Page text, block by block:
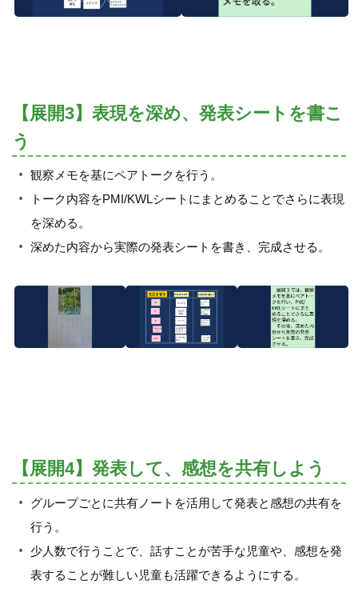
【展開3】表現を深め、発表シートを書こ
う
観察メモを基にペアトークを行う。
トーク内容をPMI/KWLシートにまとめることでさらに表現
を深める。
深めた内容から実際の発表シートを書き、完成させる。
【展開4】発表して、感想を共有しよう
グループごとに共有ノートを活用して発表と感想の共有を
行う。
少人数で行うことで、話すことが苦手な児童や、感想を発
表することが難しい児童も活躍できるようにする。